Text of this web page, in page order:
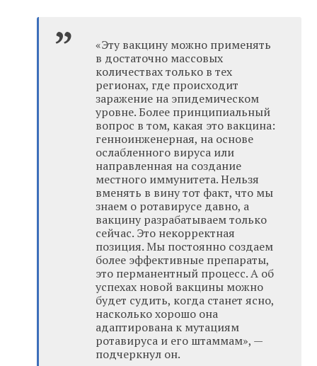
«Эту вакцину можно применять
в достаточно массовых
количествах только в тех
регионах, где происходит
заражение на эпидемическом
уровне. Более принципиальный
вопрос в том, какая это вакцина:
генноинженерная, на основе
ослабленного вируса или
направленная на создание
местного иммунитета. Нельзя
вменять в вину тот факт, что мы
знаем о ротавирусе давно, а
вакцину разрабатываем только
сейчас. Это некорректная
позиция. Мы постоянно создаем
более эффективные препараты,
это перманентный процесс. А об
успехах новой вакцины можно
будет судить, когда станет ясно,
насколько хорошо она
адаптирована к мутациям
ротавируса и его штаммам», —
подчеркнул он.